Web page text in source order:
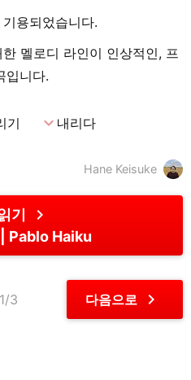
기용되었습니다.
멜로디 라인이 인상적인, 프
입니다.
기 expand_more내리다
Hane Keisuke
기 chevron_right
Pablo Haiku
1/3 다음으로 chevron_right